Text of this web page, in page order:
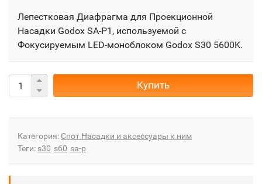
Лепестковая Диафрагма для Проекционной
Насадки Godox SA-P1, используемой с
Фокусируемым LED-моноблоком Godox S30 5600K.
Купить
Категория: Спот Насадки и аксессуары к ним
Теги: s30 s60 sa-p